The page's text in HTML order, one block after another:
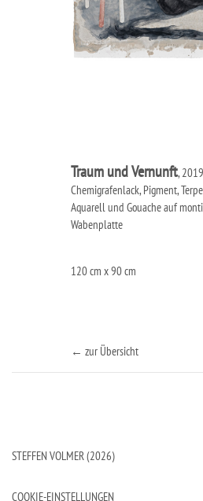
Traum und Vernunft, 2019
Chemigrafenlack, Pigment,
Aquarell und Gouache auf
Wabenplatte
120 cm x 90 cm
← zur Übersicht
STEFFEN VOLMER (2026)
COOKIE-EINSTELLUNGEN